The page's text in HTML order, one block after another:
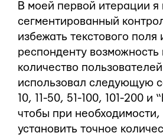
В моей первой итерации я
сегментированный
избежать текстового поля
респонденту возможность
количество
использовал следующую
10, 11-50, 51-100, 101-200 и
чтобы при необходимости,
установить точное